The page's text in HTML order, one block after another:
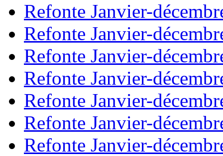
Refonte Janvier-
Refonte Janvier-
Refonte Janvier-
Refonte Janvier-
Refonte Janvier-
Refonte Janvier-
Refonte Janvier-